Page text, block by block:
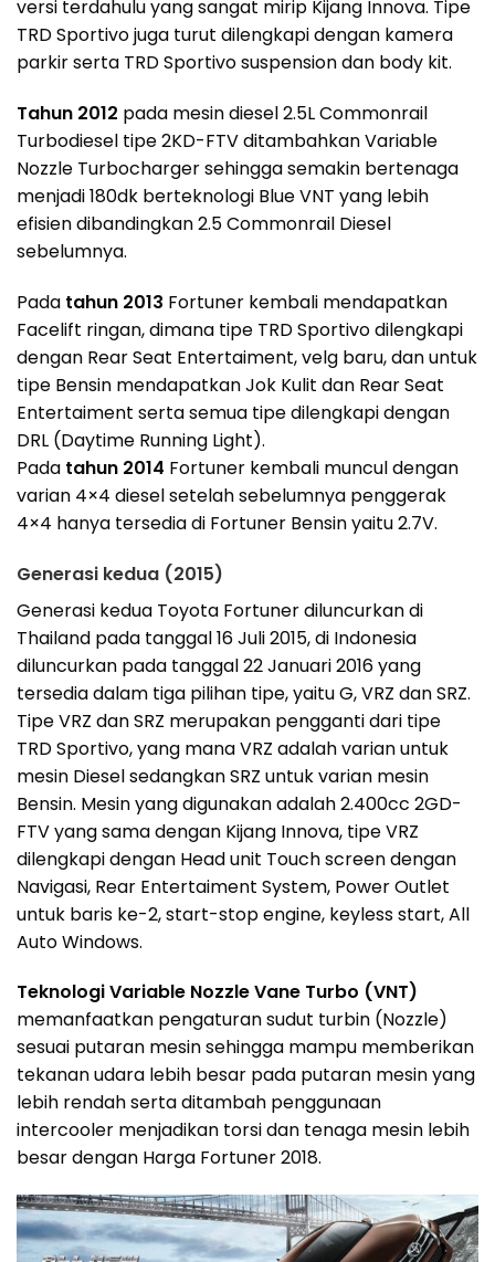
versi terdahulu yang sangat mirip Kijang Innova. Tipe
TRD Sportivo juga turut dilengkapi dengan kamera
parkir serta TRD Sportivo suspension dan body kit.
Tahun 2012 pada mesin diesel 2.5L Commonrail
Turbodiesel tipe 2KD-FTV ditambahkan Variable
Nozzle Turbocharger sehingga semakin bertenaga
menjadi 180dk berteknologi Blue VNT yang lebih
efisien dibandingkan 2.5 Commonrail Diesel
sebelumnya.
Pada tahun 2013 Fortuner kembali mendapatkan
Facelift ringan, dimana tipe TRD Sportivo dilengkapi
dengan Rear Seat Entertaiment, velg baru, dan untuk
tipe Bensin mendapatkan Jok Kulit dan Rear Seat
Entertaiment serta semua tipe dilengkapi dengan
DRL (Daytime Running Light).
Pada tahun 2014 Fortuner kembali muncul dengan
varian 4×4 diesel setelah sebelumnya penggerak
4×4 hanya tersedia di Fortuner Bensin yaitu 2.7V.
Generasi kedua (2015)
Generasi kedua Toyota Fortuner diluncurkan di
Thailand pada tanggal 16 Juli 2015, di Indonesia
diluncurkan pada tanggal 22 Januari 2016 yang
tersedia dalam tiga pilihan tipe, yaitu G, VRZ dan SRZ.
Tipe VRZ dan SRZ merupakan pengganti dari tipe
TRD Sportivo, yang mana VRZ adalah varian untuk
mesin Diesel sedangkan SRZ untuk varian mesin
Bensin. Mesin yang digunakan adalah 2.400cc 2GD-
FTV yang sama dengan Kijang Innova, tipe VRZ
dilengkapi dengan Head unit Touch screen dengan
Navigasi, Rear Entertaiment System, Power Outlet
untuk baris ke-2, start-stop engine, keyless start, All
Auto Windows.
Teknologi Variable Nozzle Vane Turbo (VNT)
memanfaatkan pengaturan sudut turbin (Nozzle)
sesuai putaran mesin sehingga mampu memberikan
tekanan udara lebih besar pada putaran mesin yang
lebih rendah serta ditambah penggunaan
intercooler menjadikan torsi dan tenaga mesin lebih
besar dengan Harga Fortuner 2018.